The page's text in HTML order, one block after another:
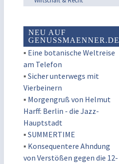
NEU AUF
GENUSSMAENNER.DE
▪ Eine botanische Weltreise
am Telefon
▪ Sicher unterwegs mit
Vierbeinern
▪ Morgengruß von Helmut
Harff: Berlin - die Jazz-
Hauptstadt
▪ SUMMERTIME
▪ Konsequentere Ahndung
von Verstößen gegen die 12-